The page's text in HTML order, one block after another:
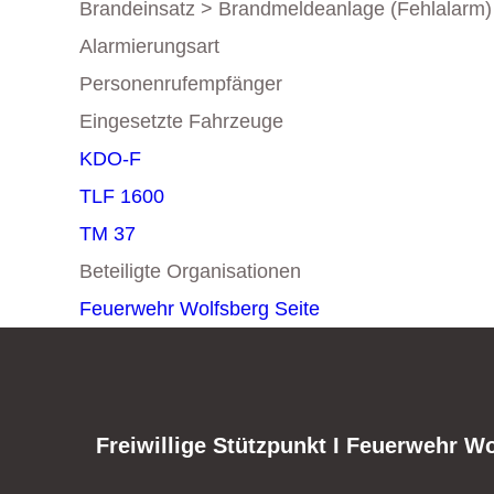
Brandeinsatz > Brandmeldeanlage (Fehlalarm)
Alarmierungsart
Personenrufempfänger
Eingesetzte Fahrzeuge
KDO-F
TLF 1600
TM 37
Beteiligte Organisationen
Feuerwehr Wolfsberg Seite
Freiwillige Stützpunkt I Feuerwehr